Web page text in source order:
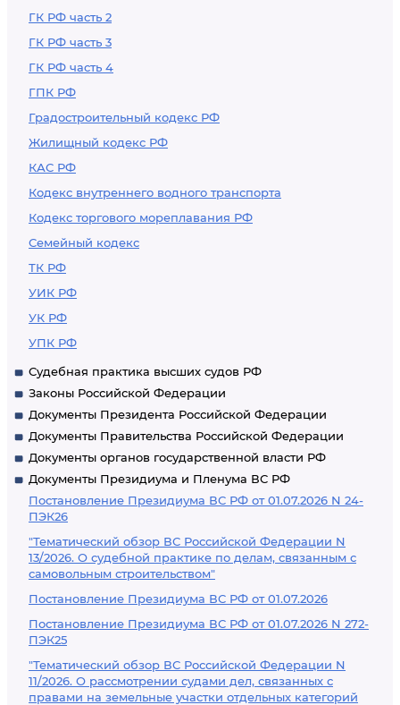
ГК РФ часть 2
ГК РФ часть 3
ГК РФ часть 4
ГПК РФ
Градостроительный кодекс РФ
Жилищный кодекс РФ
КАС РФ
Кодекс внутреннего водного транспорта
Кодекс торгового мореплавания РФ
Семейный кодекс
ТК РФ
УИК РФ
УК РФ
УПК РФ
Судебная практика высших судов РФ
Законы Российской Федерации
Документы Президента Российской Федерации
Документы Правительства Российской Федерации
Документы органов государственной власти РФ
Документы Президиума и Пленума ВС РФ
Постановление Президиума ВС РФ от 01.07.2026 N 24-
ПЭК26
"Тематический обзор ВС Российской Федерации N
13/2026. О судебной практике по делам, связанным с
самовольным строительством"
Постановление Президиума ВС РФ от 01.07.2026
Постановление Президиума ВС РФ от 01.07.2026 N 272-
ПЭК25
"Тематический обзор ВС Российской Федерации N
11/2026. О рассмотрении судами дел, связанных с
правами на земельные участки отдельных категорий